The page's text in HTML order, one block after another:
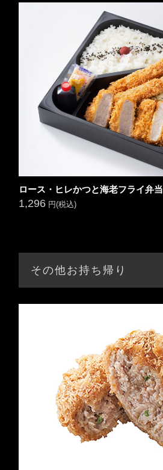
ロース・ヒレかつと海老フライ弁当
1,296 円(税込)
その他お持ち帰り